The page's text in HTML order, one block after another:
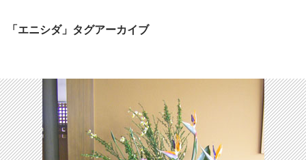
「エニシダ」タグアーカイブ